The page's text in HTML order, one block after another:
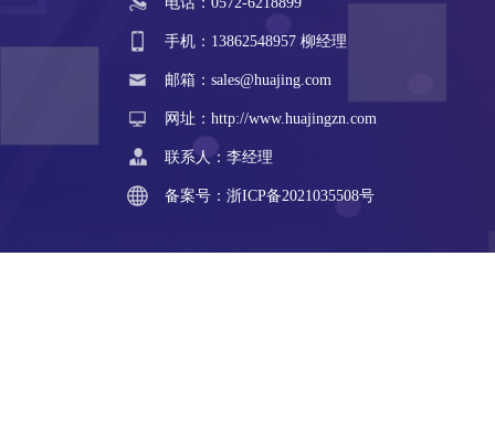
手机：13862548957 柳经理
邮箱：sales@huajing.com
网址：http://www.huajingzn.com
联系人：李经理
备案号： 浙ICP备2021035508号